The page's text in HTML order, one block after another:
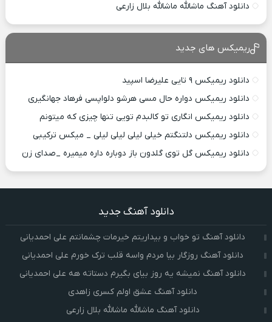
دانلود آهنگ ماشالله ماشالله بلال زارعی
ریمیکس های جدید
دانلود ریمیکس ۹ تایی علیرضا اسپید
دانلود ریمیکس دواره حال مسی هرشو دلواپسی فرهاد جهانگیری
دانلود ریمیکس انگاری تو کالبدم تویی تنها چیزی که میتونم
دانلود ریمیکس دلتنگتم خیلی لیلی لیلی لیلی _ میکس ترکیبی
دانلود ریمیکس گل توی گلدون باز دوباره داره میمیره _صدای زن
دانلود آهنگ جدید
دانلود آهنگ تو خواب و بیداریتم خیرمات چشمانتم علی احمدیانی
دانلود آهنگ روزگار بیا مردم واسه قلب ترک خورم علی احمدیانی
دانلود آهنگ نمیشه یه روز بیای بگیرم دستاته هه علی احمدیانی
دانلود آهنگ عشق اولم کسری زاهدی
دانلود آهنگ ماشالله ماشالله بلال زارعی